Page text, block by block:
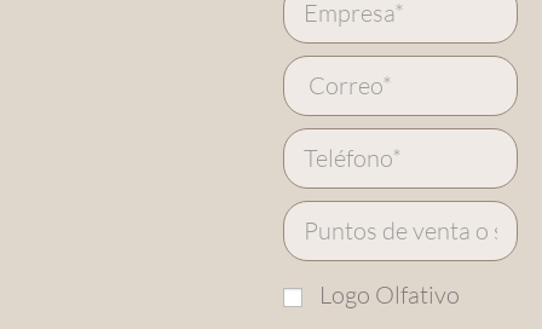
Logo Olfativo